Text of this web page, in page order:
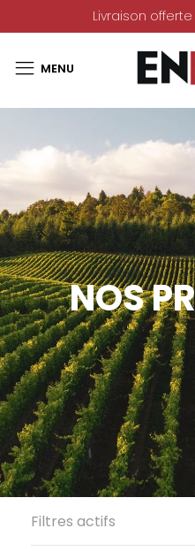
Livraison
NOS
Filtres actifs